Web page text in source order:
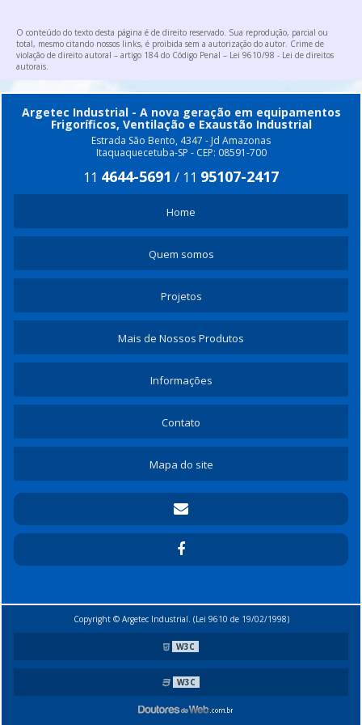
ROSCA TRANSPORTADORA PREÇO
EXAUSTOR CENTRIFUGO RADIAL
O conteúdo do texto desta página é de direito reservado. Sua reprodução, parcial ou
total, mesmo citando nossos links, é proibida sem a autorização do autor. Crime de
violação de direito autoral – artigo 184 do Código Penal – Lei 9610/98 - Lei de direitos
autorais
Argetec Industrial - A nova geração em equipamentos
Frigoríficos, Ventilação e Exaustão Industrial
Estrada São Bento, 4347 - Jd Amazonas
Itaquaquecetuba-SP - CEP: 08591-700
11 4644-5691 / 11 95107-2417
Home
Quem somos
Projetos
Mais de Nossos Produtos
Informações
Contato
Mapa do site
Copyright © Argetec Industrial. (Lei 9610 de 19/02/1998)
W3C
W3C